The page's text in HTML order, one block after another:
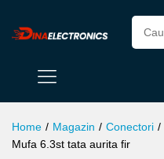
Home / Magazin / Conectori /
Mufa 6.3st tata aurita fir